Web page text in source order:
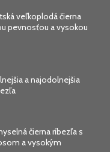
veľkoplodá čierna
pevnosťou a vysokou
a najodolnejšia
čierna ríbezľa s
a vysokým